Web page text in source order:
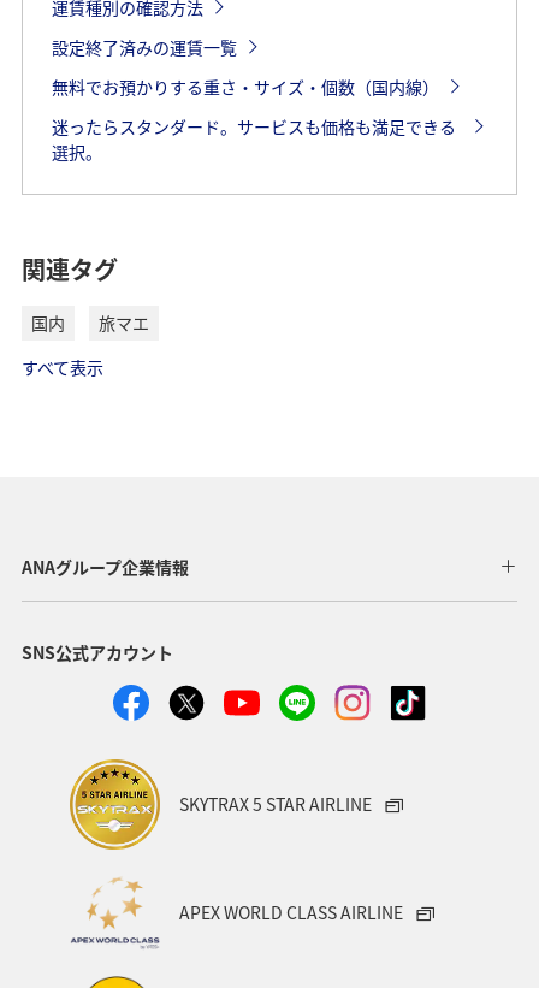
運賃種別の確認方法
設定終了済みの運賃一覧
無料でお預かりする重さ・サイズ・個数（国内線）
迷ったらスタンダード。サービスも価格も満足できる
選択。
関連タグ
国内
旅マエ
すべて表示
ANAグループ企業情報
SNS公式アカウント
SKYTRAX 5 STAR AIRLINE
APEX WORLD CLASS AIRLINE